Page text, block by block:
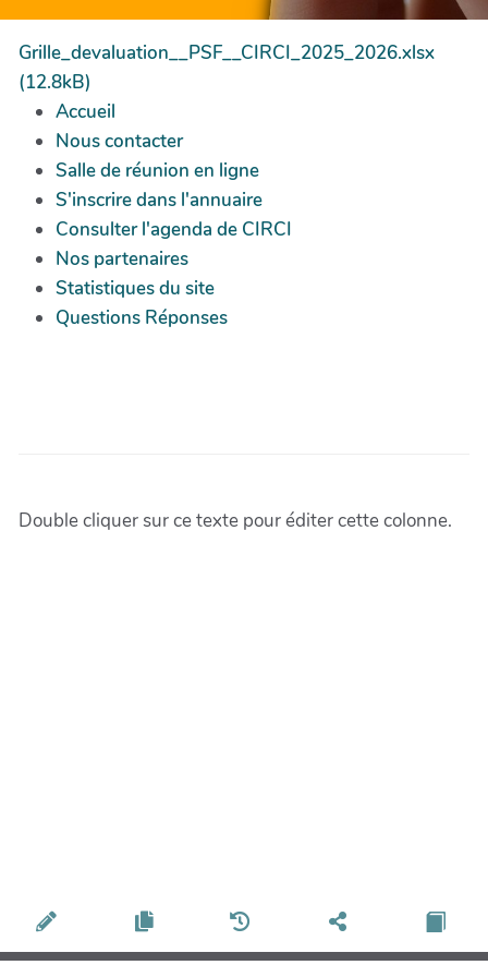
Grille_devaluation__PSF__CIRCI_2025_2026.xlsx
(12.8kB)
Accueil
Nous contacter
Salle de réunion en ligne
S'inscrire dans l'annuaire
Consulter l'agenda de CIRCI
Nos partenaires
Statistiques du site
Questions Réponses
Double cliquer sur ce texte pour éditer cette colonne.